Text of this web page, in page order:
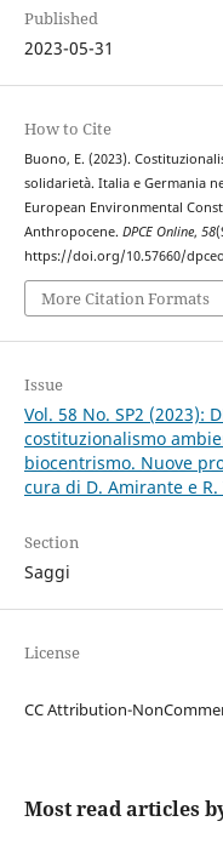
Published
2023-05-31
How to Cite
Buono, E. (2023).
solidarietà. Italia e Germania
European Environmental
Anthropocene. DPCE Online, 58
https://doi.org/10.57660/
More Citation Formats
Issue
Vol. 58 No. SP2 (2023):
costituzionalismo
biocentrismo. Nuove
cura di D. Amirante e R.
Section
Saggi
License
CC Attribution-
Most read articles